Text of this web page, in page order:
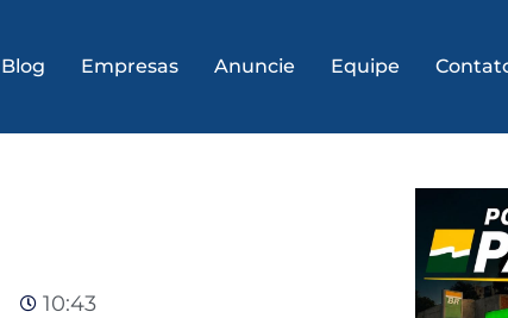
Blog Empresas Anuncie Equipe
10:43